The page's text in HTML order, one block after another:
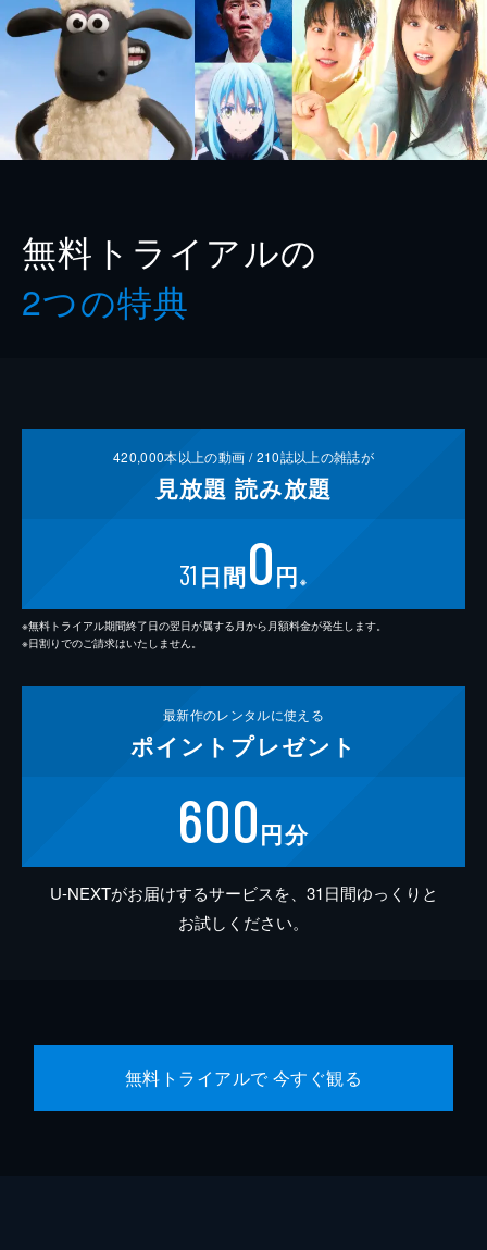
無料トライアルの
2つの特典
420,000本以上の動画 /210誌以上の雑誌が
見放題 読み放題
31 日間0円 ※
※無料トライアル期間終了日の翌日が属する月から月額料金が発生します。
※日割りでのご請求はいたしません。
最新作のレンタルに使える
ポイント プレゼント
600円分
U-NEXTがお届けするサービスを、31日間ゆっくりと
お試しください。
無料トライアルで 今すぐ観る